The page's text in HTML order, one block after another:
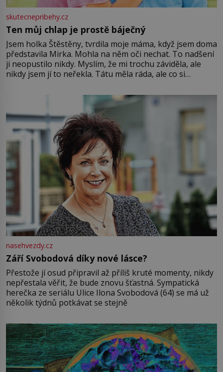
skutecnepribehy.cz
Ten můj chlap je prostě báječný
Jsem holka Štěstěny, tvrdila moje máma, když jsem doma
představila Mirka. Mohla na něm oči nechat. To nadšení
ji neopustilo nikdy. Myslím, že mi trochu záviděla, ale
nikdy jsem jí to neřekla. Tátu měla ráda, ale co si
Jsme spolu moc rádi Tehdy byla jiná doba, když
nasehvezdy.cz
Září Svobodová díky nové lásce?
Přestože jí osud připravil až příliš kruté momenty, nikdy
nepřestala věřit, že bude znovu šťastná. Sympatická
herečka ze seriálu Ulice Ilona Svobodová (64) se má už
několik týdnů potkávat se stejně